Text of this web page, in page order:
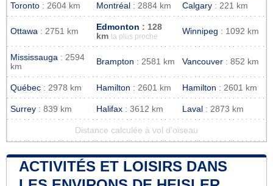
Toronto : 2604 km Montréal : 2884 km Calgary : 221 km
Ottawa : 2751 km Edmonton : 128
km
la plus proche
Winnipeg : 1092 km
Mississauga : 2594
km
Brampton : 2581 km Vancouver : 852 km
Québec : 2978 km Hamilton : 2601 km Hamilton : 2601 km
Surrey : 839 km Halifax : 3612 km Laval : 2873 km
Distance calculée à vol d'oiseau
ACTIVITÉS ET LOISIRS DANS